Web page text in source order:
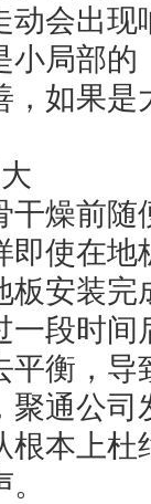
会出现
小局部
如果是
燥前随
即使在
安装完
一段时
平衡，
聚通公
根本上